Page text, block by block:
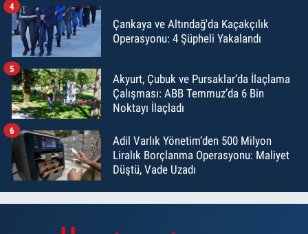
Çankaya ve Altındağ'da Kaçakçılık
Operasyonu: 4 Şüpheli Yakalandı
4
Akyurt, Çubuk ve Pursaklar’da İlaçlama
Çalışması: ABB Temmuz’da 6 Bin
Noktayı İlaçladı
5
Adil Varlık Yönetim’den 500 Milyon
Liralık Borçlanma Operasyonu: Maliyet
Düştü, Vade Uzadı
6